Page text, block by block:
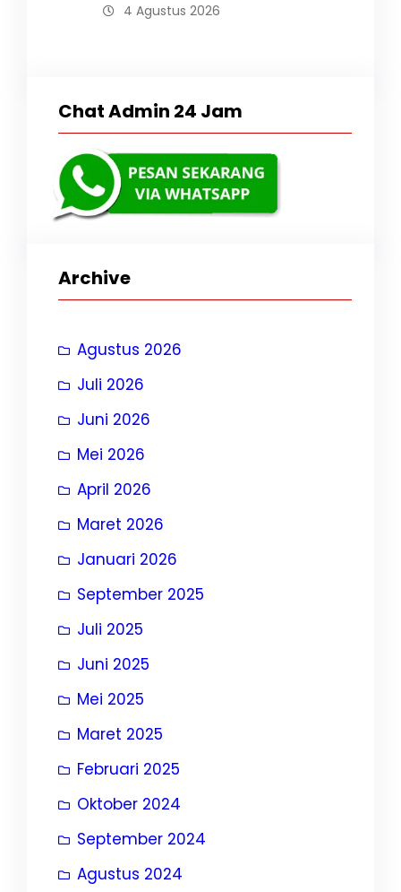
4 Agustus 2026
Chat Admin 24 Jam
Archive
Agustus 2026
Juli 2026
Juni 2026
Mei 2026
April 2026
Maret 2026
Januari 2026
September 2025
Juli 2025
Juni 2025
Mei 2025
Maret 2025
Februari 2025
Oktober 2024
September 2024
Agustus 2024